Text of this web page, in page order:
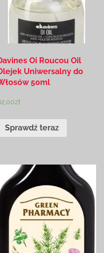
Oi Roucou Oil
Uniwersalny do
50ml
zł
Sprawdź teraz